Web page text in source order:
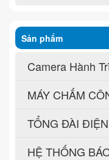
Sản phẩm
Camera Hành
MÁY CHẤM
TỔNG ĐÀI
HỆ THỐNG